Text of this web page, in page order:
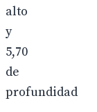
alto
y
5,70
de
profundidad